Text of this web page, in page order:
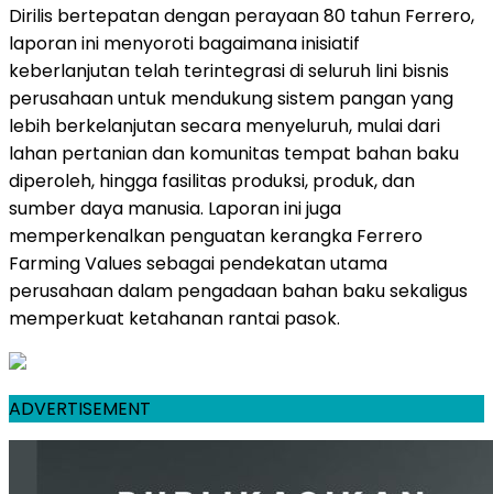
Dirilis bertepatan dengan perayaan 80 tahun Ferrero,
laporan ini menyoroti bagaimana inisiatif
keberlanjutan telah terintegrasi di seluruh lini bisnis
perusahaan untuk mendukung sistem pangan yang
lebih berkelanjutan secara menyeluruh, mulai dari
lahan pertanian dan komunitas tempat bahan baku
diperoleh, hingga fasilitas produksi, produk, dan
sumber daya manusia. Laporan ini juga
memperkenalkan penguatan kerangka Ferrero
Farming Values sebagai pendekatan utama
perusahaan dalam pengadaan bahan baku sekaligus
memperkuat ketahanan rantai pasok.
ADVERTISEMENT